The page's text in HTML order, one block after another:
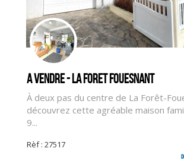
CLIQUER ICI POUR AGRANDIR
A vendre - LA FORET FOUESNANT
À deux pas du centre de La Forêt-
découvrez cette agréable maison
9...
Rèf : 27517